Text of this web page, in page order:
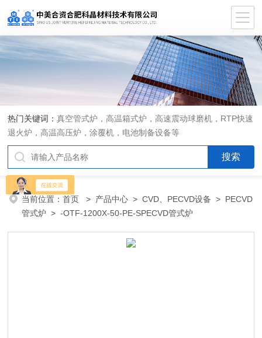
热门关键词：真空管式炉，高温箱式炉，高速震动球磨机，RTP快速
退火炉，高温高压炉，涂覆机，电池制备设备等
当前位置：首页 > 产品中心 >CVD、PECVD设备 > PECVD
管式炉 > -OTF-1200X-50-PE-SPECVD管式炉